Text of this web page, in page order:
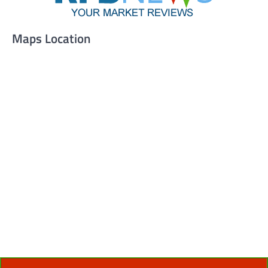
Maps Location